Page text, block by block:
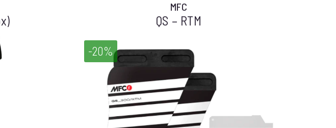
MFC
QS – RTM
-20%